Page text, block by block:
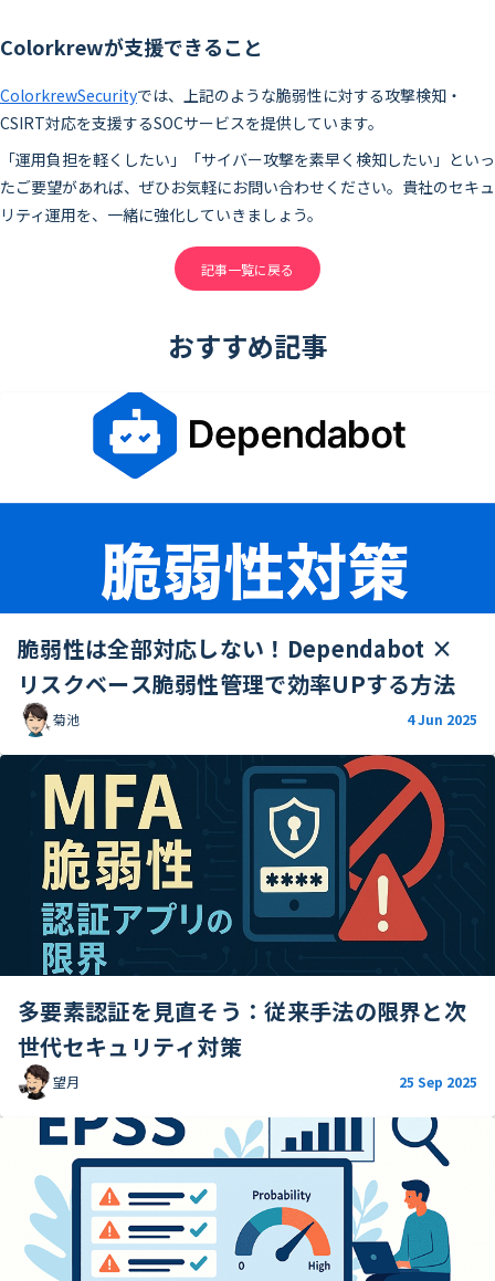
Colorkrewが支援できること
ColorkrewSecurityでは、上記のような脆弱性に対する攻撃検知・
CSIRT対応を支援するSOCサービスを提供しています。
「運用負担を軽くしたい」「サイバー攻撃を素早く検知したい」といっ
たご要望があれば、ぜひお気軽にお問い合わせください。貴社のセキュ
リティ運用を、一緒に強化していきましょう。
記事一覧に戻る
おすすめ記事
脆弱性は全部対応しない！Dependabot ×
リスクベース脆弱性管理で効率UPする方法
菊池 4 Jun 2025
多要素認証を見直そう：従来手法の限界と次
世代セキュリティ対策
望月 25 Sep 2025